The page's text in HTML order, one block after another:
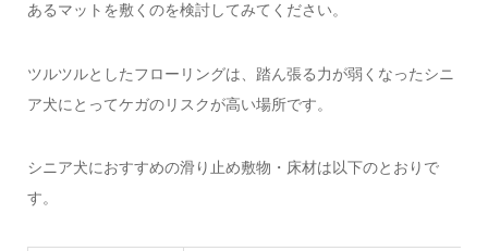
あるマットを敷くのを検討してみてください。
ツルツルとしたフローリングは、踏ん張る力が弱くなったシニ
ア犬にとってケガのリスクが高い場所です。
シニア犬におすすめの滑り止め敷物・床材は以下のとおりで
す。